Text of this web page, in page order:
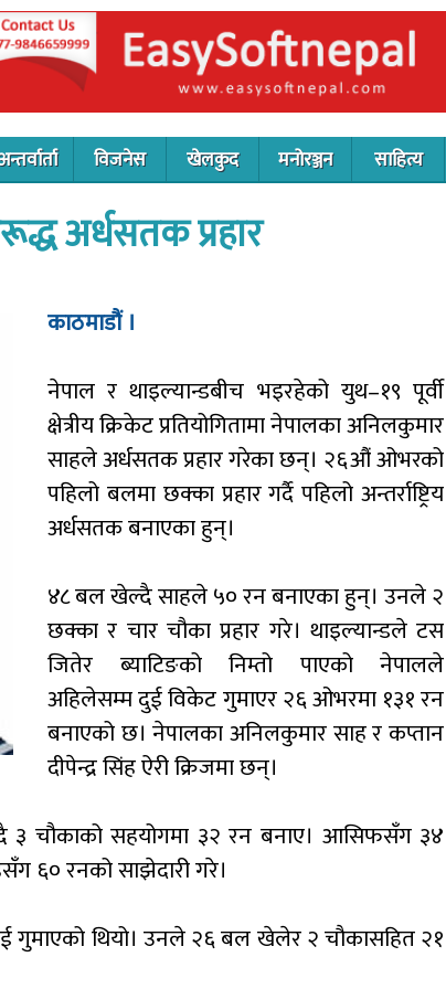
विजनेस खेलकुद मनोरञ्जन साहित्य
अर्धसतक प्रहार
काठमाडौं ।
नेपाल र थाइल्यान्डबीच भइरहेको युथ–१९ पूर्वी
क्षेत्रीय क्रिकेट प्रतियोगितामा नेपालका अनिलकुमार
साहले अर्धसतक प्रहार गरेका छन्। २६औं ओभरको
पहिलो बलमा छक्का प्रहार गर्दै पहिलो अन्तर्राष्ट्रिय
अर्धसतक बनाएका हुन्।
४८ बल खेल्दै साहले ५० रन बनाएका हुन्। उनले २
छक्का र चार चौका प्रहार गरे। थाइल्यान्डले टस
जितेर ब्याटिङको निम्तो पाएको नेपालले
अहिलेसम्म दुई विकेट गुमाएर २६ ओभरमा १३१ रन
बनाएको छ। नेपालका अनिलकुमार साह र कप्तान
दीपेन्द्र सिंह ऐरी क्रिजमा छन्।
चौकाको सहयोगमा ३२ रन बनाए। आसिफसँग ३४
६० रनको साझेदारी गरे।
थियो। उनले २६ बल खेलेर २ चौकासहित २१